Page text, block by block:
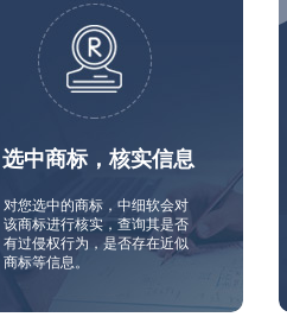
选中商标，核实信息
对您选中的商标，中细软会对
该商标进行核实，查询其是否
有过侵权行为，是否存在近似
商标等信息。